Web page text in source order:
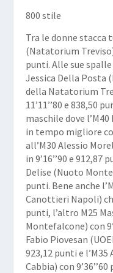
800 stile
Tra le donne stacca
(Natatorium Treviso)
punti. Alle sue
Jessica Della Posta
della Natatorium
11’11’’80 e 838,50
maschile dove l’M40
in tempo migliore
all’M30Alessio
in 9’16’’90 e 912,87
Delise (Nuoto
punti. Bene anche
Canottieri Napoli)
punti, l’altro M25
Montefalcone) con
Fabio Piovesan
923,12 punti e l’M35
Cabbia) con